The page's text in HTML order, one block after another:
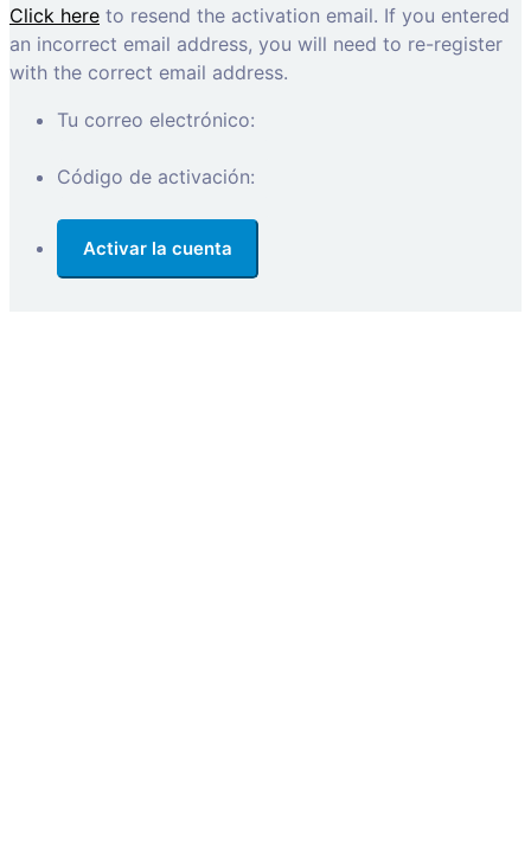
Click here to resend the activation email. If you entered
an incorrect email address, you will need to re-register
with the correct email address.
Tu correo electrónico:
Código de activación: